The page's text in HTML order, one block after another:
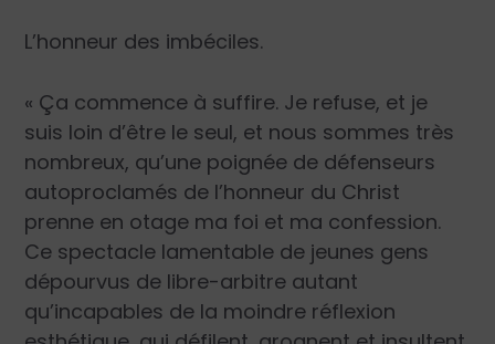
L’honneur des imbéciles.
« Ça commence à suffire. Je refuse, et je
suis loin d’être le seul, et nous sommes très
nombreux, qu’une poignée de défenseurs
autoproclamés de l’honneur du Christ
prenne en otage ma foi et ma confession.
Ce spectacle lamentable de jeunes gens
dépourvus de libre-arbitre autant
qu’incapables de la moindre réflexion